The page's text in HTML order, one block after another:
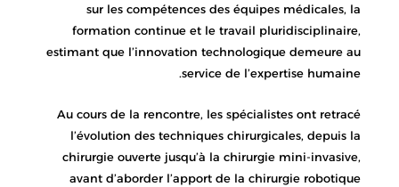
sur les compétences des équipes médicales, la
formation continue et le travail pluridisciplinaire,
estimant que l’innovation technologique demeure au
service de l’expertise humaine.
Au cours de la rencontre, les spécialistes ont retracé
l’évolution des techniques chirurgicales, depuis la
chirurgie ouverte jusqu’à la chirurgie mini-invasive,
avant d’aborder l’apport de la chirurgie robotique